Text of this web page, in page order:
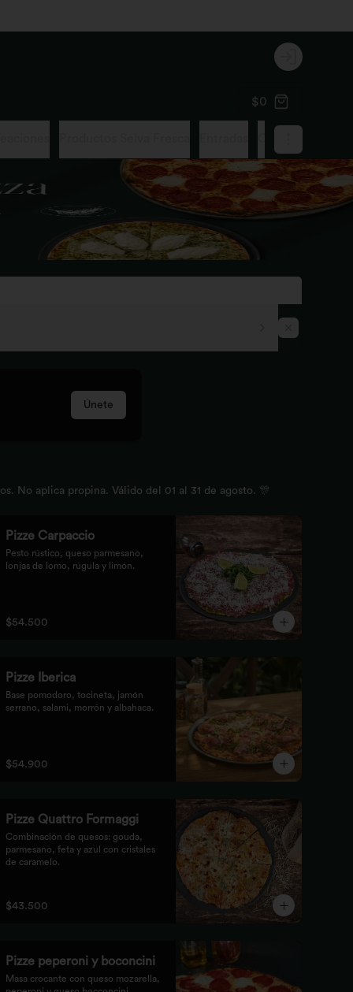
Login
$0
Únete
No aplica propina. Válido del 01 al 31 de agosto. 🎊
Pizze Carpaccio
Pesto rústico, queso parmesano,
lonjas de lomo, rúgula y limón.
$54.500
Pizze Iberica
Base pomodoro, tocineta, jamón
serrano, salami, morrón y albahaca.
$54.900
Pizze Quattro Formaggi
Combinación de quesos: gouda,
parmesano, feta y azul con cristales
de caramelo.
$43.500
Pizze peperoni y boconcini
Masa crocante con queso mozarella,